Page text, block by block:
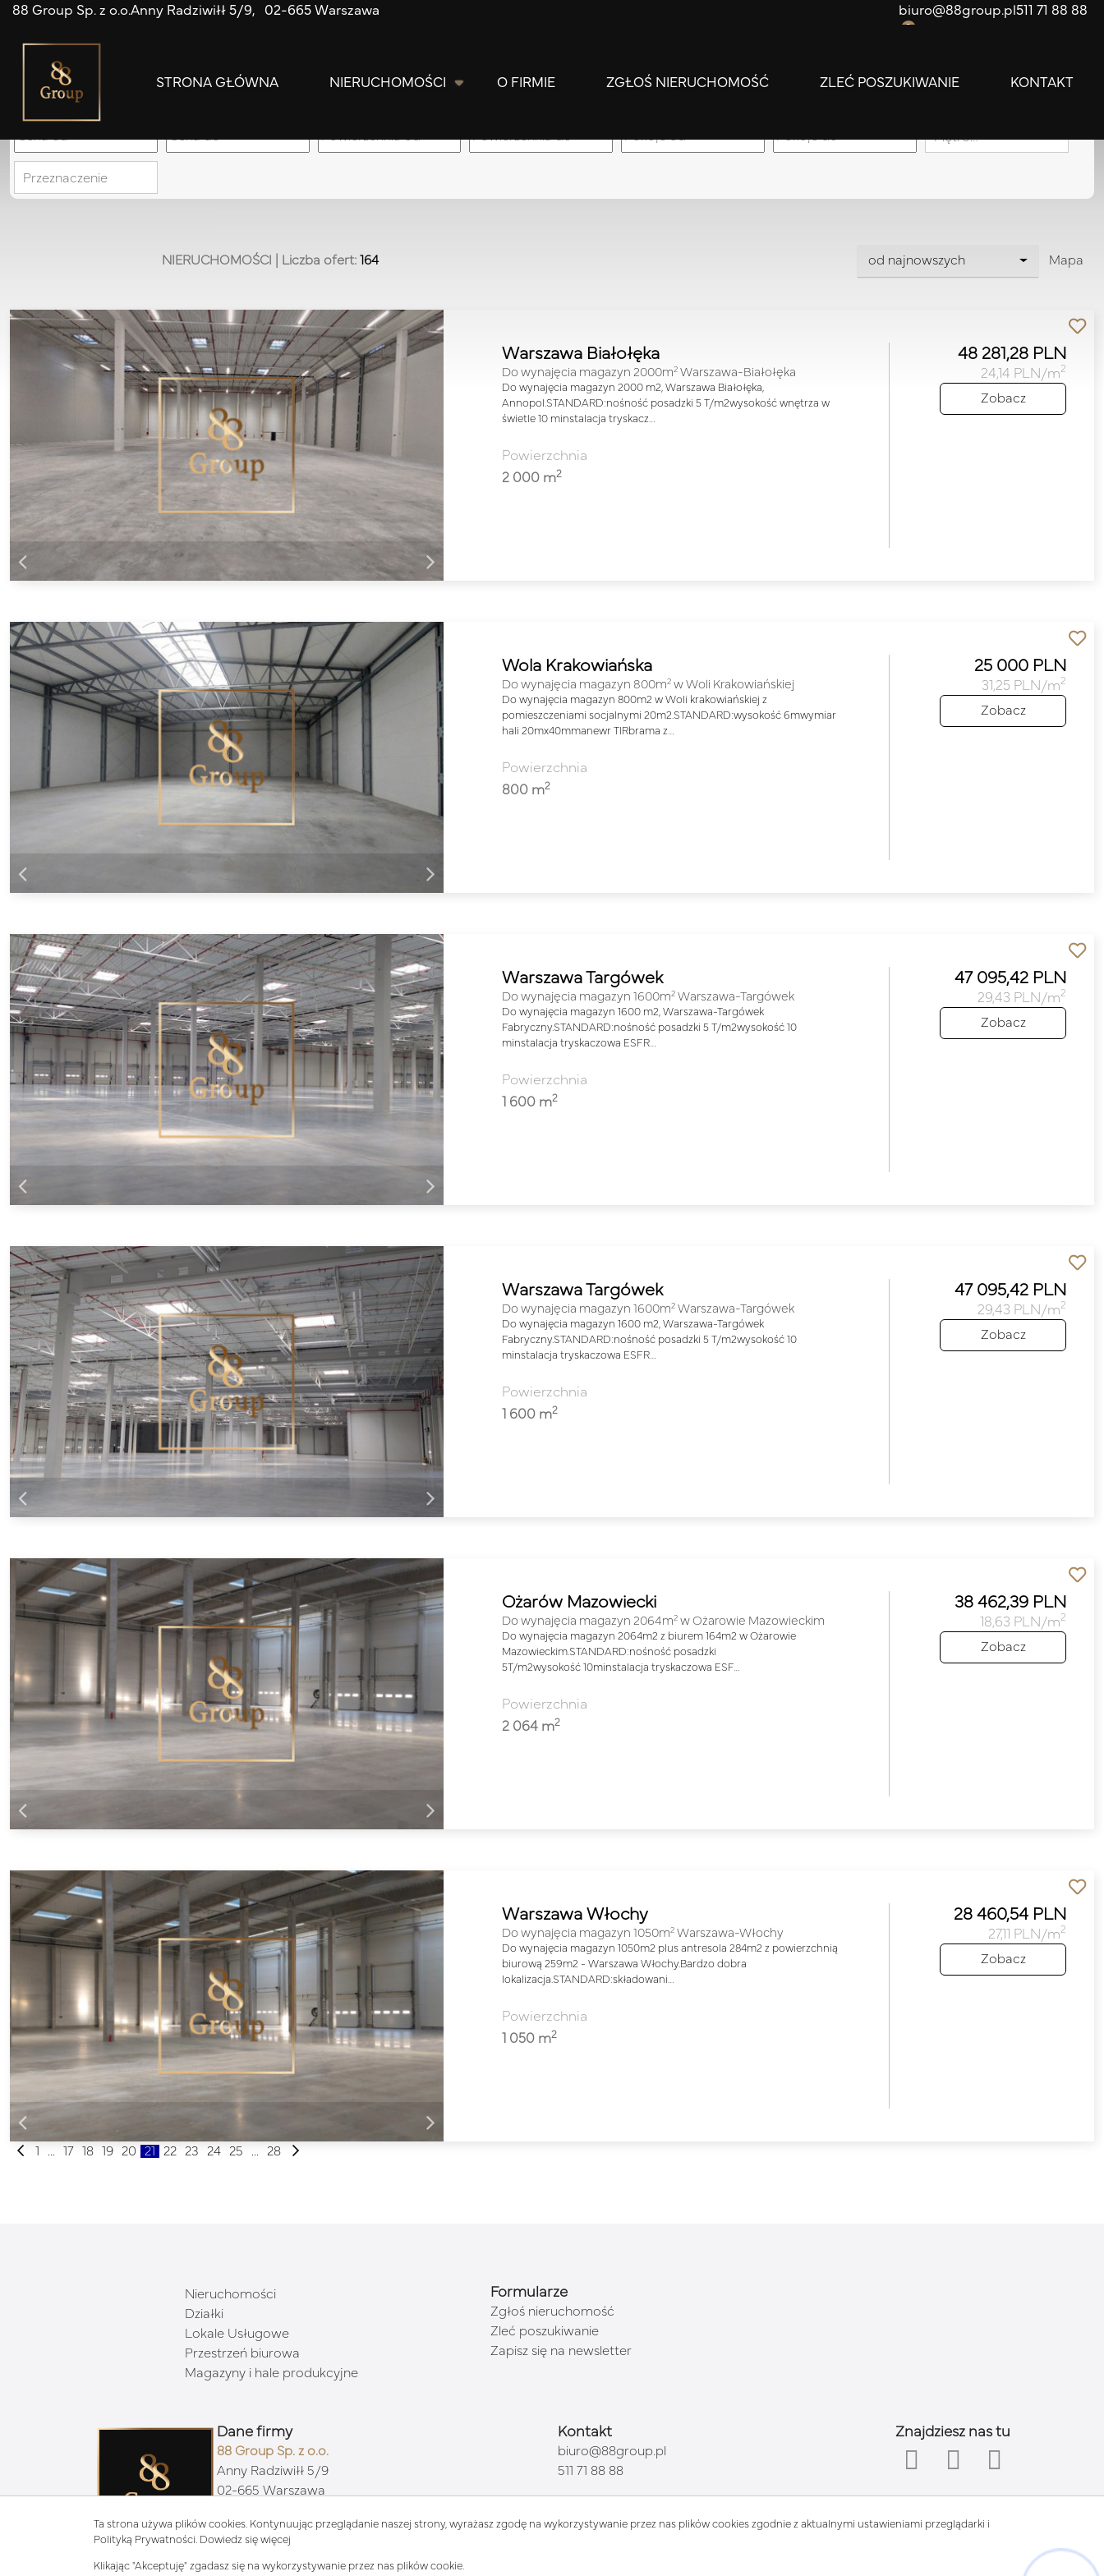
88 Group Sp. z o.o.Anny Radziwiłł 5/9 02-665 Warszawa biuro@88group.pl511 71 88 88
0
STRONA GŁÓWNA NIERUCHOMOŚCI O FIRMIE ZGŁOŚ NIERUCHOMOŚĆ ZLEĆ POSZUKIWANIE KONTAKT
Piętro…
Przeznaczenie
NIERUCHOMOŚCI | Liczba ofert: 164 od najnowszych Mapa
Warszawa Białołęka
Do wynajęcia magazyn 2000m2 Warszawa-Białołęka
Do wynajęcia magazyn 2000 m2, Warszawa Białołęka,
Annopol.STANDARD:nośność posadzki 5 T/m2wysokość wnętrza w
świetle 10 minstalacja tryskacz…
Powierzchnia
2 000 m2
48 281,28 PLN
24,14 PLN/m2
Zobacz
Wola Krakowiańska
Do wynajęcia magazyn 800m2 w Woli Krakowiańskiej
Do wynajęcia magazyn 800m2 w Woli krakowiańskiej z
pomieszczeniami socjalnymi 20m2.STANDARD:wysokość 6mwymiar
hali 20mx40mmanewr TIRbrama z…
Powierzchnia
800 m2
25 000 PLN
31,25 PLN/m2
Zobacz
Warszawa Targówek
Do wynajęcia magazyn 1600m2 Warszawa-Targówek
Do wynajęcia magazyn 1600 m2, Warszawa-Targówek
Fabryczny.STANDARD:nośność posadzki 5 T/m2wysokość 10
minstalacja tryskaczowa ESFR…
Powierzchnia
1 600 m2
47 095,42 PLN
29,43 PLN/m2
Zobacz
Warszawa Targówek
Do wynajęcia magazyn 1600m2 Warszawa-Targówek
Do wynajęcia magazyn 1600 m2, Warszawa-Targówek
Fabryczny.STANDARD:nośność posadzki 5 T/m2wysokość 10
minstalacja tryskaczowa ESFR…
Powierzchnia
1 600 m2
47 095,42 PLN
29,43 PLN/m2
Zobacz
Ożarów Mazowiecki
Do wynajęcia magazyn 2064m2 w Ożarowie Mazowieckim
Do wynajęcia magazyn 2064m2 z biurem 164m2 w Ożarowie
Mazowieckim.STANDARD:nośność posadzki
5T/m2wysokość 10minstalacja tryskaczowa ESF…
Powierzchnia
2 064 m2
38 462,39 PLN
18,63 PLN/m2
Zobacz
Warszawa Włochy
Do wynajęcia magazyn 1050m2 Warszawa-Włochy
Do wynajęcia magazyn 1050m2 plus antresola 284m2 z powierzchnią
biurową 259m2 - Warszawa Włochy.Bardzo dobra
lokalizacja.STANDARD:składowani…
Powierzchnia
1 050 m2
28 460,54 PLN
27,11 PLN/m2
Zobacz
1 17 18 19 20 21 22 23 24 25 28
Nieruchomości
Działki
Lokale Usługowe
Przestrzeń biurowa
Magazyny i hale produkcyjne
Formularze
Zgłoś nieruchomość
Zleć poszukiwanie
Zapisz się na newsletter
Dane firmy
88 Group Sp. z o.o.
Anny Radziwiłł 5/9
02-665 Warszawa
Kontakt
biuro@88group.pl
511 71 88 88
Znajdziesz nas tu
Ta strona używa plików cookies. Kontynuując przeglądanie naszej strony, wyrażasz zgodę na wykorzystywanie przez nas plików cookies zgodnie z aktualnymi ustawieniami przeglądarki i
Polityką Prywatności. Dowiedz się więcej
Klikając "Akceptuję" zgadasz się na wykorzystywanie przez nas plików cookie.